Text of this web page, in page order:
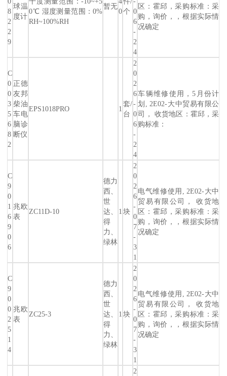
8
2
2
9
球温
度计
0℃ 湿度测量范围：0%
RH~100%RH
暂无
0个 0
6
-
2
4
区：霍邱，采购标准：采
购，询价，，根据实际情
况确定
C
0
0
3
5
6
8
2
正德
友邦
柴油
车电
脑诊
断仪
EPS1018PRO 1
套/
台
2
0
2
6
-
0
6
-
2
4
车辆维修使用，5月份计
划, 2E02-大中贸易有限公
司， 收货地区：霍邱，采
购标准：
C
9
0
1
6
9
0
6
兆欧
表
ZC11D-10
德力
西、
世
达、
得
力、
绿林
1 块
2
0
2
6
-
0
7
-
3
1
电气维修使用, 2E02-大中
贸易有限公司， 收货地
区：霍邱，采购标准：采
购，询价，，根据实际情
况确定
C
9
0
0
2
5
1
4
兆欧
表
ZC25-3
德力
西、
世
达、
得
力、
绿林
1 块
2
0
2
6
-
0
7
-
3
1
电气维修使用, 2E02-大中
贸易有限公司， 收货地
区：霍邱，采购标准：采
购，询价，，根据实际情
况确定
2